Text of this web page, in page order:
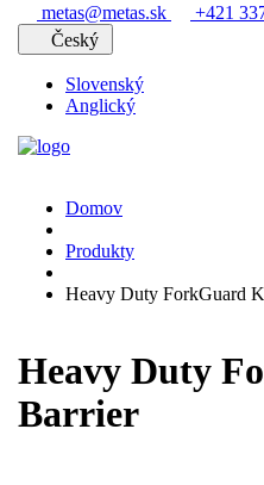
metas@metas.sk
+421
Český
Slovenský
Anglický
Domov
Produkty
Heavy Duty ForkGuard
Heavy Duty
Barrier